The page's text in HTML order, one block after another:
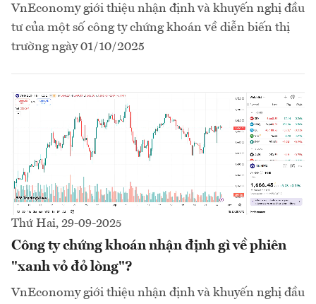
VnEconomy giới thiệu nhận định và khuyến nghị đầu
tư của một số công ty chứng khoán về diễn biến thị
trường ngày 01/10/2025
Thứ Hai, 29-09-2025
Công ty chứng khoán nhận định gì về phiên
"xanh vỏ đỏ lòng"?
VnEconomy giới thiệu nhận định và khuyến nghị đầu